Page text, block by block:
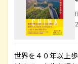
世界を４０年以上